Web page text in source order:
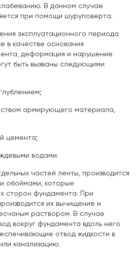
В данном случае
при помощи шуруповерта.
эксплуатационного периода
в качестве основания
деформация и нарушение
быть вызваны следующими
армирующего материала,
цемента;
водами.
частей ленты, производится
обоймами, которые
сторон фундамента. При
их вычищение и
раствором. В случае
вокруг фундамента вдоль него
отвод жидкости в
канализацию.